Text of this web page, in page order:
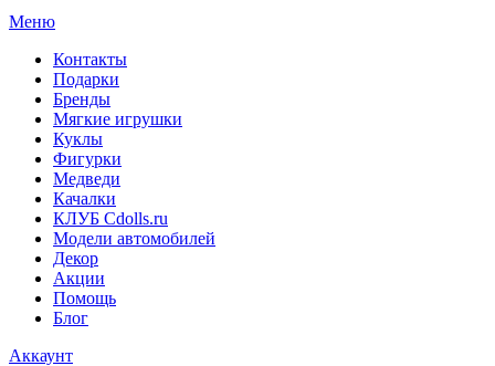
Меню
Контакты
Подарки
Бренды
Мягкие игрушки
Куклы
Фигурки
Медведи
Качалки
КЛУБ Cdolls.ru
Модели автомобилей
Декор
Акции
Помощь
Блог
Аккаунт